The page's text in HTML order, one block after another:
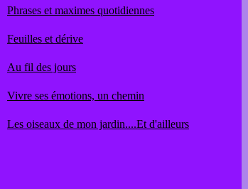
Phrases et maximes quotidiennes
Feuilles et dérive
Au fil des jours
Vivre ses émotions, un chemin
Les oiseaux de mon jardin....Et d'ailleurs